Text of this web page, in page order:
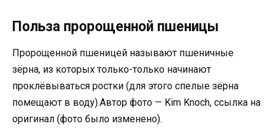
Польза пророщенной пшеницы
Пророщенной пшеницей называют пшеничные
зёрна, из которых только-только начинают
проклёвываться ростки (для этого спелые зёрна
помещают в воду).Автор фото — Kim Knoch, ссылка на
оригинал (фото было изменено).